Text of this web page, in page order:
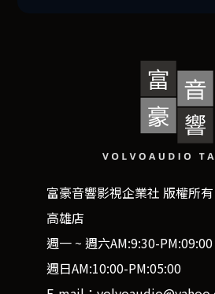
富豪音響影視企業社 版權所有
高雄店
週一 ~ 週六AM:9:30-PM:09:00
週日AM:10:00-PM:05:00